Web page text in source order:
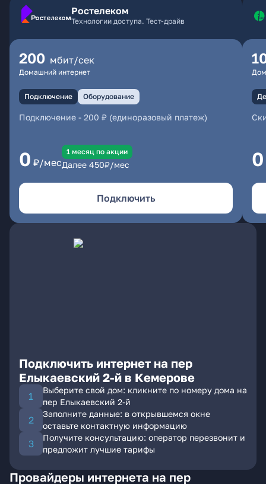
Ростелеком
Технологии доступа. Тест-драйв
200 мбит/сек
Домашний интернет
Подключение Оборудование
Подключение - 200 ₽ (единоразовый платеж)
0 ₽/мес
1 месяц по акции
Далее 450₽/мес
Подключить
0
Подключить интернет на пер
Елыкаевский 2-й в Кемерове
Выберите свой дом: кликните по номеру дома на
пер Елыкаевский 2-й
Заполните данные: в открывшемся окне
оставьте контактную информацию
Получите консультацию: оператор перезвонит и
предложит лучшие тарифы
Провайдеры интернета на пер